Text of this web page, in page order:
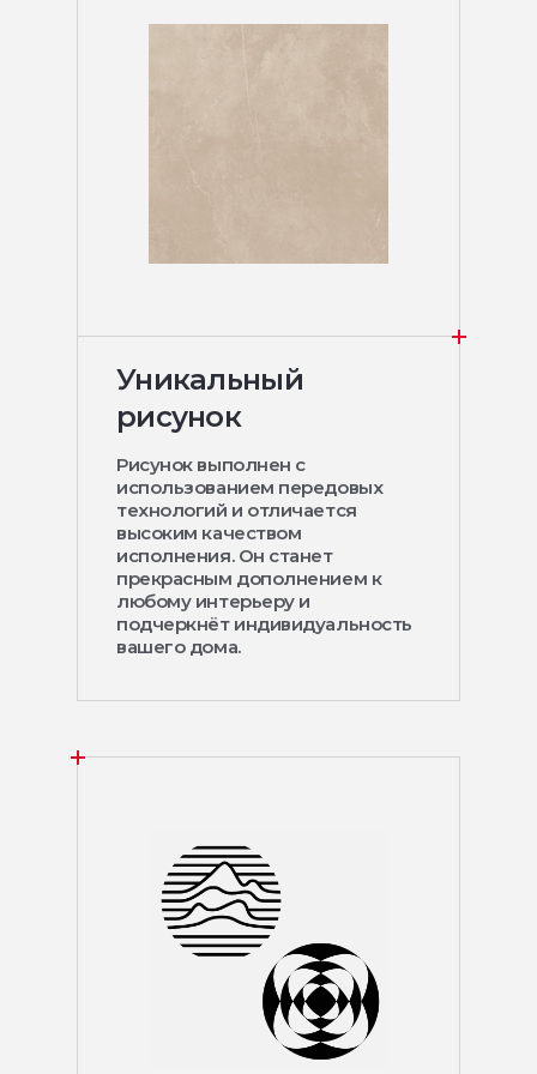
Уникальный
рисунок
Рисунок выполнен с
использованием передовых
технологий и отличается
высоким качеством
исполнения. Он станет
прекрасным дополнением к
любому интерьеру и
подчеркнёт индивидуальность
вашего дома.